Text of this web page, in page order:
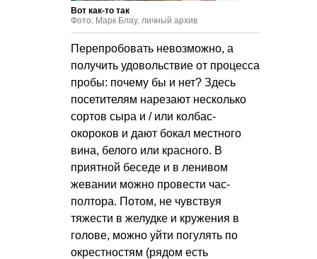
Вот как-то так
Фото: Марк Блау, личный архив
Перепробовать невозможно, а
получить удовольствие от процесса
пробы: почему бы и нет? Здесь
посетителям нарезают несколько
сортов сыра и / или колбас-
окороков и дают бокал местного
вина, белого или красного. В
приятной беседе и в ленивом
жевании можно провести час-
полтора. Потом, не чувствуя
тяжести в желудке и кружения в
голове, можно уйти погулять по
окрестностям (рядом есть